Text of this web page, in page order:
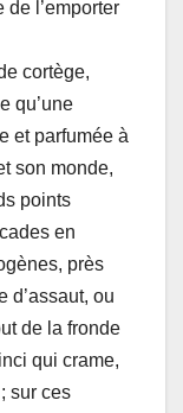
de l’emporter
cortège,
qu’une
et parfumée à
son monde,
points
en
près
d’assaut, ou
de la fronde
qui crame,
sur ces